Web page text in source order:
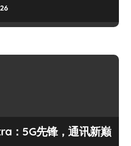
：5G先锋，通讯新巅